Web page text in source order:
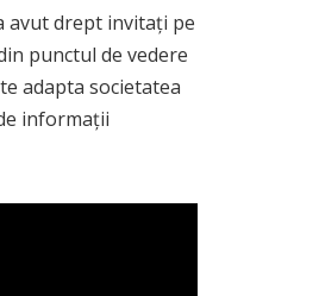
avut drept invitați pe
punctul de vedere
adapta societatea
informații